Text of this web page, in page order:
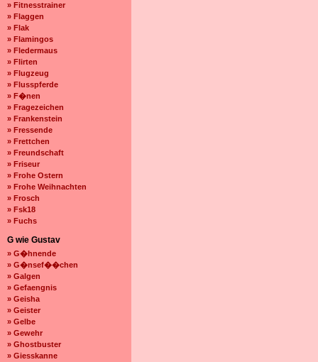
» Fitnesstrainer
» Flaggen
» Flak
» Flamingos
» Fledermaus
» Flirten
» Flugzeug
» Flusspferde
» F�nen
» Fragezeichen
» Frankenstein
» Fressende
» Frettchen
» Freundschaft
» Friseur
» Frohe Ostern
» Frohe Weihnachten
» Frosch
» Fsk18
» Fuchs
G wie Gustav
» G�hnende
» G�nsef��chen
» Galgen
» Gefaengnis
» Geisha
» Geister
» Gelbe
» Gewehr
» Ghostbuster
» Giesskanne